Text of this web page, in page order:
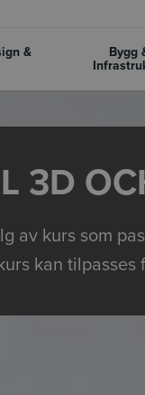
&
Bygg
3D
av kurs som
kan tilpasses